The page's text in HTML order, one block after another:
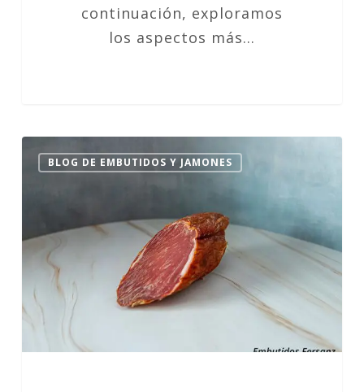
continuación, exploramos
los aspectos más…
BLOG DE EMBUTIDOS Y JAMONES
Lomo
Embuchado
la
Dieta
Keto:
3
recomendaciones